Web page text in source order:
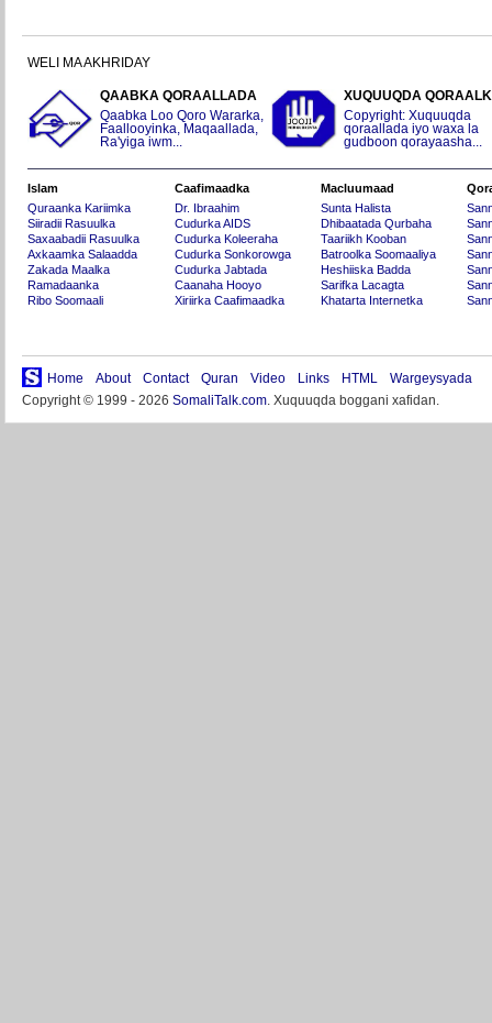
WELI MA AKHRIDAY
QAABKA QORAALLADA
Qaabka Loo Qoro Wararka,
Faallooyinka, Maqaallada,
Ra'yiga iwm...
XUQUUQDA
Copyright: Xuquuqda
qoraallada iyo waxa la
gudboon qorayaasha...
Islam
Quraanka Kariimka
Siiradii Rasuulka
Saxaabadii Rasuulka
Axkaamka Salaadda
Zakada Maalka
Ramadaanka
Ribo Soomaali
Caafimaadka
Dr. Ibraahim
Cudurka AIDS
Cudurka Koleeraha
Cudurka Sonkorowga
Cudurka Jabtada
Caanaha Hooyo
Xiriirka Caafimaadka
Macluumaad
Sunta Halista
Dhibaatada Qurbaha
Taariikh Kooban
Batroolka Soomaaliya
Heshiiska Badda
Sarifka Lacagta
Khatarta Internetka
Home About Contact Quran Video Links HTML
Wargeysyada
Copyright © 1999 - 2026 SomaliTalk.com. Xuquuqda boggani xafidan.